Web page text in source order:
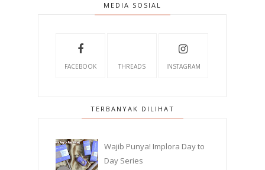
MEDIA SOSIAL
FACEBOOK THREADS INSTAGRAM
TERBANYAK DILIHAT
Wajib Punya! Implora Day to
Day Series